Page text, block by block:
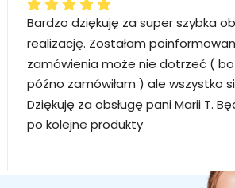
Bardzo dziękuję za super szybka
realizację. Zostałam
zamówienia może nie dotrzeć (
późno zamówiłam ) ale wszystko
Dziękuję za obsługę pani Marii T.
po kolejne produkty